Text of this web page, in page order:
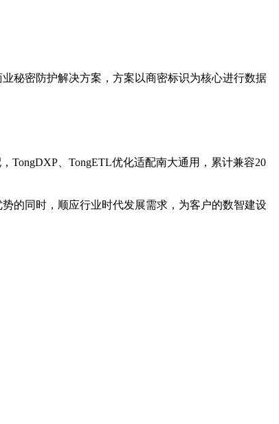
秘密防护解决方案，方案以商密标识为核心进行数据
TongDXP、TongETL优化适配南大通用，累计兼容20
的同时，顺应行业时代发展需求，为客户的数智建设